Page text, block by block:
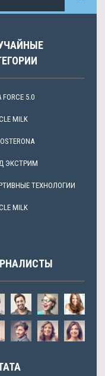
FORCE 5.0
MILK
ЭКСТРИМ
ТЕХНОЛОГИИ
MILK